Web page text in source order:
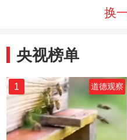
换
央视榜单
1 道德观察